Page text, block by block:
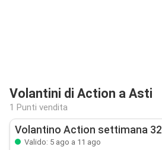
Volantini di Action a Asti
1 Punti vendita
Volantino Action settimana 32
Valido: 5 ago a 11 ago